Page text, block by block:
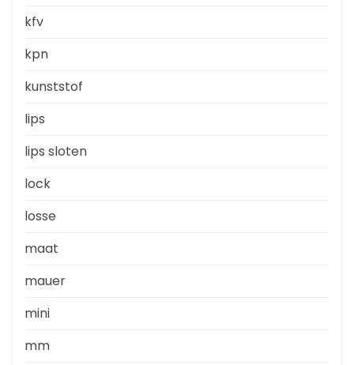
kfv
kpn
kunststof
lips
lips sloten
lock
losse
maat
mauer
mini
mm